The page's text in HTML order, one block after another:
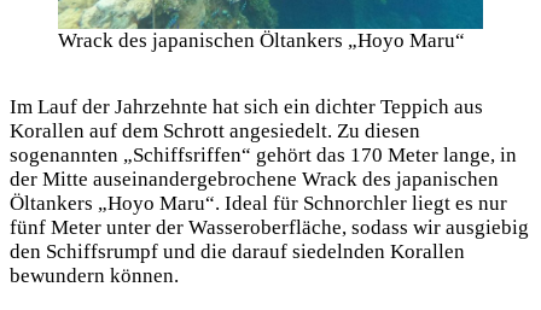
Wrack des japanischen Öltankers „Hoyo Maru“
Im Lauf der Jahrzehnte hat sich ein dichter Teppich aus
Korallen auf dem Schrott angesiedelt. Zu diesen
sogenannten „Schiffsriffen“ gehört das 170 Meter lange, in
der Mitte auseinandergebrochene Wrack des japanischen
Öltankers „Hoyo Maru“. Ideal für Schnorchler liegt es nur
fünf Meter unter der Wasseroberfläche, sodass wir ausgiebig
den Schiffsrumpf und die darauf siedelnden Korallen
bewundern können.